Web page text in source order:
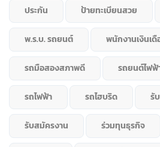
ประกัน ป้ายทะเบียนสวย
พ.ร.บ. รถยนต์ พนักงานเงินเดื
รถมือสองสภาพดี รถยนต์ไฟฟ้
รถไฟฟ้า รถไฮบริด รั
รับสมัครงาน ร่วมทุนธุรกิจ